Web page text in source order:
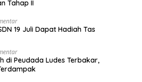
Tahap II
19 Juli Dapat Hadiah Tas
di Peudada Ludes Terbakar,